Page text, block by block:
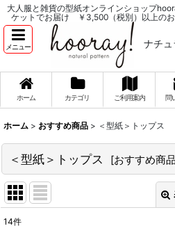
大人服と雑貨の型紙オンラインショップ
ケットでお届け ￥3,500（税別）以上の
メニュー ナチュ
ホーム カテゴリ ご利用案内 問
ホーム > おすすめ商品 > ＜型紙＞トップス
＜型紙＞トップス [おすすめ商品
14件